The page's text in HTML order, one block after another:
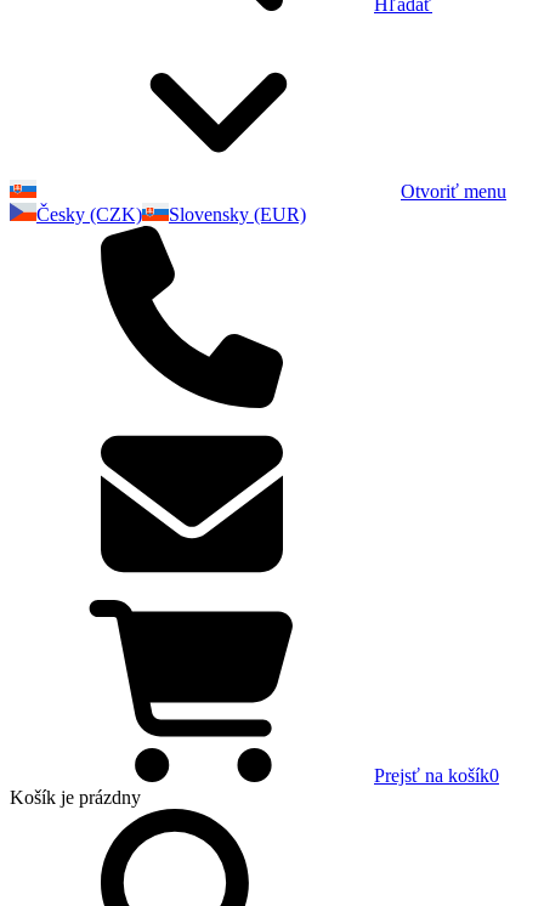
Hľadať
Otvoriť menu
Česky (CZK)
Slovensky (EUR)
Prejsť na košík0
Košík je prázdny